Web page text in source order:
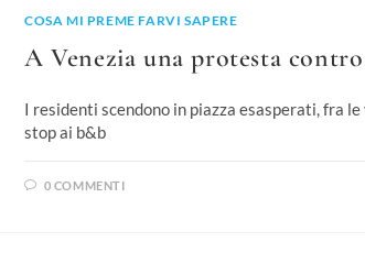
COSA MI PREME FARVI SAPERE
A Venezia una protesta
I residenti scendono in piazza esasperati, fra
stop ai b&b
0 COMMENTI